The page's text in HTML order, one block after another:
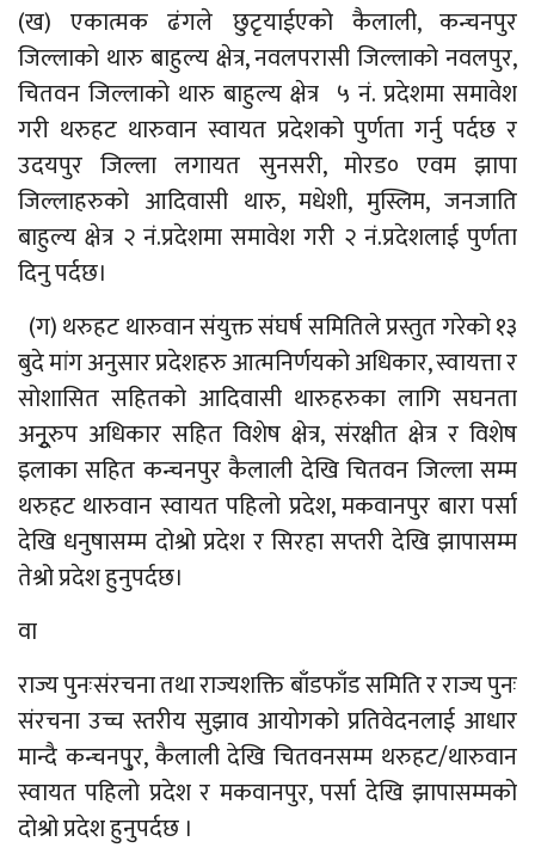
(ख) एकात्मक ढंगले छुटृयाईएको कैलाली, कन्चनपुर
जिल्लाको थारु बाहुल्य क्षेत्र, नवलपरासी जिल्लाको नवलपुर,
चितवन जिल्लाको थारु बाहुल्य क्षेत्र ५ नं. प्रदेशमा समावेश
गरी थरुहट थारुवान स्वायत प्रदेशको पुर्णता गर्नु पर्दछ र
उदयपुर जिल्ला लगायत सुनसरी, मोरड० एवम झापा
जिल्लाहरुको आदिवासी थारु, मधेशी, मुस्लिम, जनजाति
बाहुल्य क्षेत्र २ नं.प्रदेशमा समावेश गरी २ नं.प्रदेशलाई पुर्णता
दिनु पर्दछ।
(ग) थरुहट थारुवान संयुक्त संघर्ष समितिले प्रस्तुत गरेको १३
बुदे मांग अनुसार प्रदेशहरु आत्मनिर्णयको अधिकार, स्वायत्ता र
सोशासित सहितको आदिवासी थारुहरुका लागि सघनता
अनूुरुप अधिकार सहित विशेष क्षेत्र, संरक्षीत क्षेत्र र विशेष
इलाका सहित कन्चनपुर कैलाली देखि चितवन जिल्ला सम्म
थरुहट थारुवान स्वायत पहिलो प्रदेश, मकवानपुर बारा पर्सा
देखि धनुषासम्म दोश्रो प्रदेश र सिरहा सप्तरी देखि झापासम्म
तेश्रो प्रदेश हुनुपर्दछ।
वा
राज्य पुनःसंरचना तथा राज्यशक्ति बाँडफाँड समिति र राज्य पुनः
संरचना उच्च स्तरीय सुझाव आयोगको प्रतिवेदनलाई आधार
मान्दै कन्चनपु्र, कैलाली देखि चितवनसम्म थरुहट/थारुवान
स्वायत पहिलो प्रदेश र मकवानपुर, पर्सा देखि झापासम्मको
दोश्रो प्रदेश हुनुपर्दछ ।